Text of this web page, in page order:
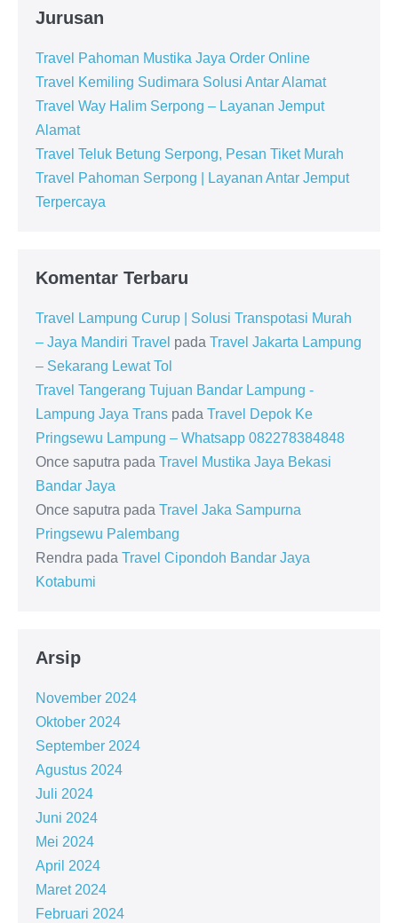
Jurusan
Travel Pahoman Mustika Jaya Order Online
Travel Kemiling Sudimara Solusi Antar Alamat
Travel Way Halim Serpong – Layanan Jemput
Alamat
Travel Teluk Betung Serpong, Pesan Tiket Murah
Travel Pahoman Serpong | Layanan Antar Jemput
Terpercaya
Komentar Terbaru
Travel Lampung Curup | Solusi Transpotasi Murah
– Jaya Mandiri Travel pada Travel Jakarta Lampung
– Sekarang Lewat Tol
Travel Tangerang Tujuan Bandar Lampung -
Lampung Jaya Trans pada Travel Depok Ke
Pringsewu Lampung – Whatsapp 082278384848
Once saputra pada Travel Mustika Jaya Bekasi
Bandar Jaya
Once saputra pada Travel Jaka Sampurna
Pringsewu Palembang
Rendra pada Travel Cipondoh Bandar Jaya
Kotabumi
Arsip
November 2024
Oktober 2024
September 2024
Agustus 2024
Juli 2024
Juni 2024
Mei 2024
April 2024
Maret 2024
Februari 2024